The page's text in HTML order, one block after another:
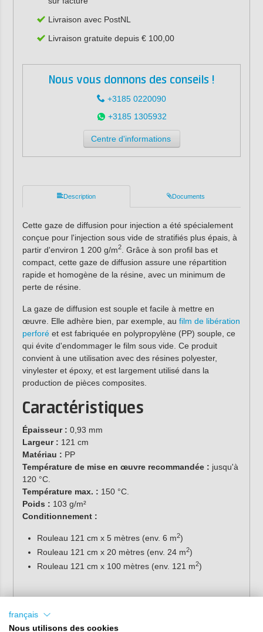
Livraison avec PostNL
Livraison gratuite depuis € 100,00
Nous vous donnons des conseils !
+3185 0220090
+3185 1305932
Centre d'informations
Description Documents
Cette gaze de diffusion pour injection a été spécialement
conçue pour l'injection sous vide de stratifiés plus épais, à
partir d'environ 1 200 g/m2. Grâce à son profil bas et
compact, cette gaze de diffusion assure une répartition
rapide et homogène de la résine, avec un minimum de
perte de résine.
La gaze de diffusion est souple et facile à mettre en
œuvre. Elle adhère bien, par exemple, au film de libération
perforéet est fabriquée en polypropylène (PP) souple, ce
qui évite d'endommager le film sous vide. Ce produit
convient à une utilisation avec des résines polyester,
vinylester et époxy, et est largement utilisé dans la
production de pièces composites.
Caractéristiques
Épaisseur : 0,93 mm
Largeur : 121 cm
Matériau : PP
Température de mise en œuvre recommandée : jusqu'à
120 °C.
Température max. : 150 °C.
Poids : 103 g/m²
Conditionnement :
Rouleau 121 cm x 5 mètres (env. 6 m2)
Rouleau 121 cm x 20 mètres (env. 24 m2)
Rouleau 121 cm x 100 mètres (env. 121 m2)
français
Nous utilisons des cookies